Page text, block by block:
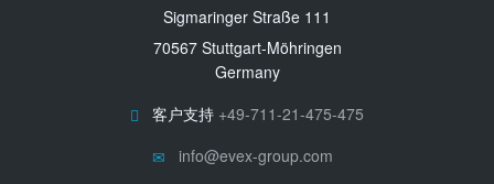
Sigmaringer Straße 111
70567 Stuttgart-Möhringen
Germany
客户支持 +49-711-21-475-475
info@evex-group.com